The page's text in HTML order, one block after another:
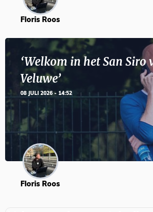
Floris Roos
‘Welkom in het San Siro
Veluwe’
08 JULI 2026 - 14:52
Floris Roos